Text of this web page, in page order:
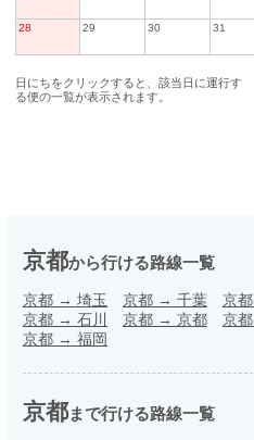
28 29 30 31
日にちをクリックすると、該当日に運行す
る便の一覧が表示されます。
京都から行ける路線一覧
京都 → 埼玉 京都 → 千葉 京都
京都 → 石川 京都 → 京都 京都
京都 → 福岡
京都まで行ける路線一覧